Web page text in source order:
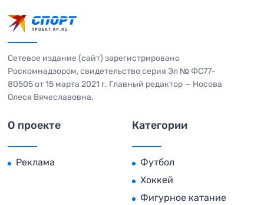
Сетевое издание (сайт) зарегистрировано
Роскомнадзором, свидетельство серия Эл № ФС77-
80505 от 15 марта 2021 г. Главный редактор — Носова
Олеся Вячеславовна.
О проекте
Реклама
Категории
Футбол
Хоккей
Фигурное катание